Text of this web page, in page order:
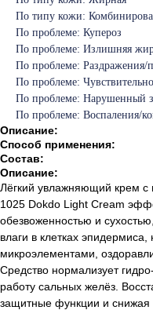
По типу кожи:
По проблеме: Купероз
По проблеме: Излишняя
По проблеме: Раздражения/
По проблеме:
По проблеме: Нарушенный
По проблеме: Воспаления/
Описание:
Способ применения:
Состав:
Описание:
Лёгкий увлажняющий крем
1025 Dokdo Light Cream
обезвоженностью и
влаги в клетках
микроэлементами,
Средство нормализует
работу сальных желёз.
защитные функции и снижая